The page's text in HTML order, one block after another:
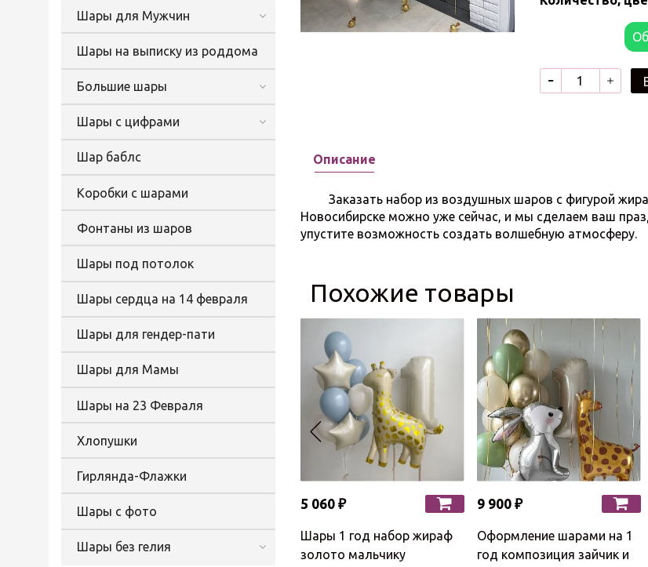
Описание
Заказать набор из воздушных шаров с фигурой
Новосибирске можно уже сейчас, и мы сделаем ваш
упустите возможность создать волшебную атмосферу.
Похожие товары
5 060 ₽
Шары 1 год набор жираф
золото мальчику
9 900 ₽
Оформление шарами на 1
год композиция зайчик и
Шары для Мужчин
Шары на выписку из роддома
Большие шары
Шары с цифрами
Шар баблс
Коробки с шарами
Фонтаны из шаров
Шары под потолок
Шары сердца на 14 февраля
Шары для гендер-пати
Шары для Мамы
Шары на 23 Февраля
Хлопушки
Гирлянда-Флажки
Шары с фото
Шары без гелия